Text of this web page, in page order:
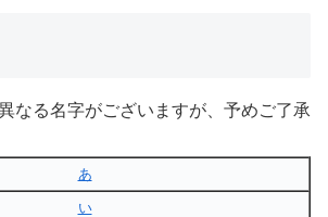
なる名字がございますが、予めご了承
あ
い